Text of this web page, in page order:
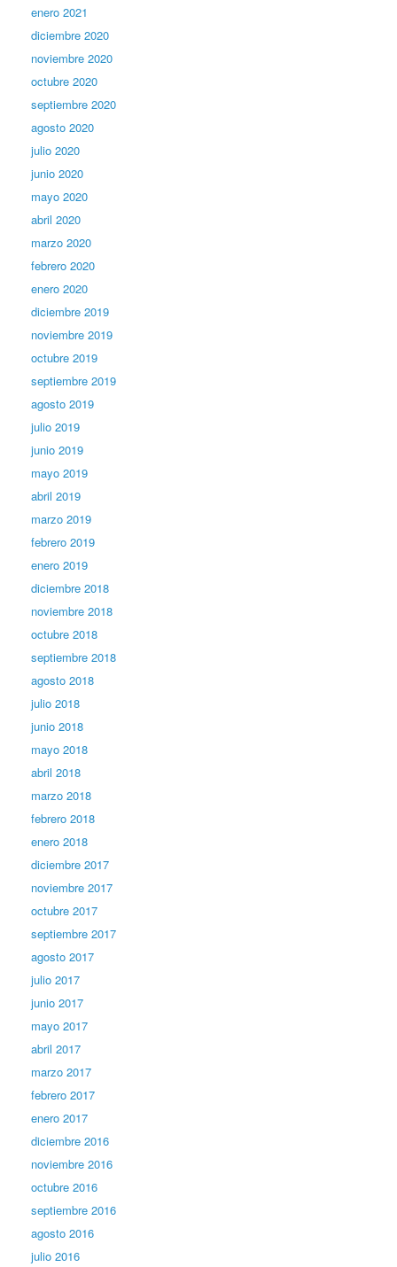
enero 2021
diciembre 2020
noviembre 2020
octubre 2020
septiembre 2020
agosto 2020
julio 2020
junio 2020
mayo 2020
abril 2020
marzo 2020
febrero 2020
enero 2020
diciembre 2019
noviembre 2019
octubre 2019
septiembre 2019
agosto 2019
julio 2019
junio 2019
mayo 2019
abril 2019
marzo 2019
febrero 2019
enero 2019
diciembre 2018
noviembre 2018
octubre 2018
septiembre 2018
agosto 2018
julio 2018
junio 2018
mayo 2018
abril 2018
marzo 2018
febrero 2018
enero 2018
diciembre 2017
noviembre 2017
octubre 2017
septiembre 2017
agosto 2017
julio 2017
junio 2017
mayo 2017
abril 2017
marzo 2017
febrero 2017
enero 2017
diciembre 2016
noviembre 2016
octubre 2016
septiembre 2016
agosto 2016
julio 2016